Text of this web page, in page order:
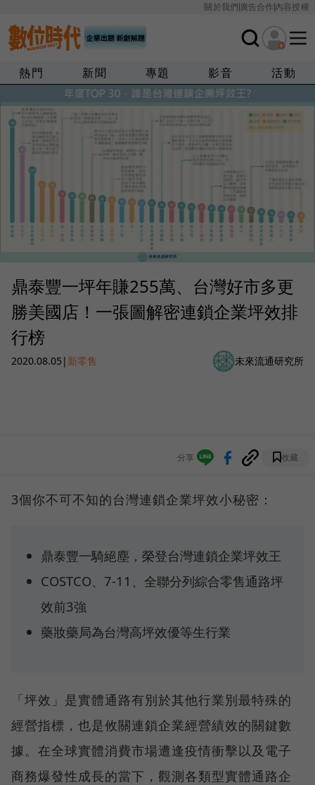
關於我們廣告合作內容授權
熱門 新聞 專題 影音 活動
鼎泰豐一坪年賺255萬、台灣好市多更
勝美國店！一張圖解密連鎖企業坪效排
行榜
2020.08.05 | 新零售 未來流通研究所
分享 收藏
3個你不可不知的台灣連鎖企業坪效小秘密：
鼎泰豐一騎絕塵，榮登台灣連鎖企業坪效王
COSTCO、7-11、全聯分列綜合零售通路坪
效前3強
藥妝藥局為台灣高坪效優等生行業
「坪效」是實體通路有別於其他行業別最特殊的
經營指標，也是攸關連鎖企業經營績效的關鍵數
據。在全球實體消費市場遭逢疫情衝擊以及電子
商務爆發性成長的當下，觀測各類型實體通路企